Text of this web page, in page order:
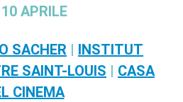
APRILE
SACHER | INSTITUT
SAINT-LOUIS | CASA
CINEMA